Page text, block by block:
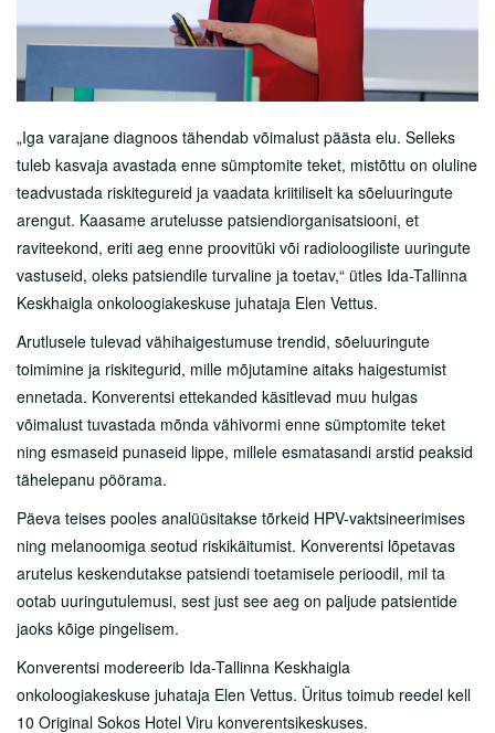
„Iga varajane diagnoos tähendab võimalust päästa elu. Selleks
tuleb kasvaja avastada enne sümptomite teket, mistõttu on oluline
teadvustada riskitegureid ja vaadata kriitiliselt ka sõeluuringute
arengut. Kaasame arutelusse patsiendiorganisatsiooni, et
raviteekond, eriti aeg enne proovitüki või radioloogiliste uuringute
vastuseid, oleks patsiendile turvaline ja toetav,“ ütles Ida-Tallinna
Keskhaigla onkoloogiakeskuse juhataja Elen Vettus.
Arutlusele tulevad vähihaigestumuse trendid, sõeluuringute
toimimine ja riskitegurid, mille mõjutamine aitaks haigestumist
ennetada. Konverentsi ettekanded käsitlevad muu hulgas
võimalust tuvastada mõnda vähivormi enne sümptomite teket
ning esmaseid punaseid lippe, millele esmatasandi arstid peaksid
tähelepanu pöörama.
Päeva teises pooles analüüsitakse tõrkeid HPV-vaktsineerimises
ning melanoomiga seotud riskikäitumist. Konverentsi lõpetavas
arutelus keskendutakse patsiendi toetamisele perioodil, mil ta
ootab uuringutulemusi, sest just see aeg on paljude patsientide
jaoks kõige pingelisem.
Konverentsi modereerib Ida-Tallinna Keskhaigla
onkoloogiakeskuse juhataja Elen Vettus. Üritus toimub reedel kell
10 Original Sokos Hotel Viru konverentsikeskuses.